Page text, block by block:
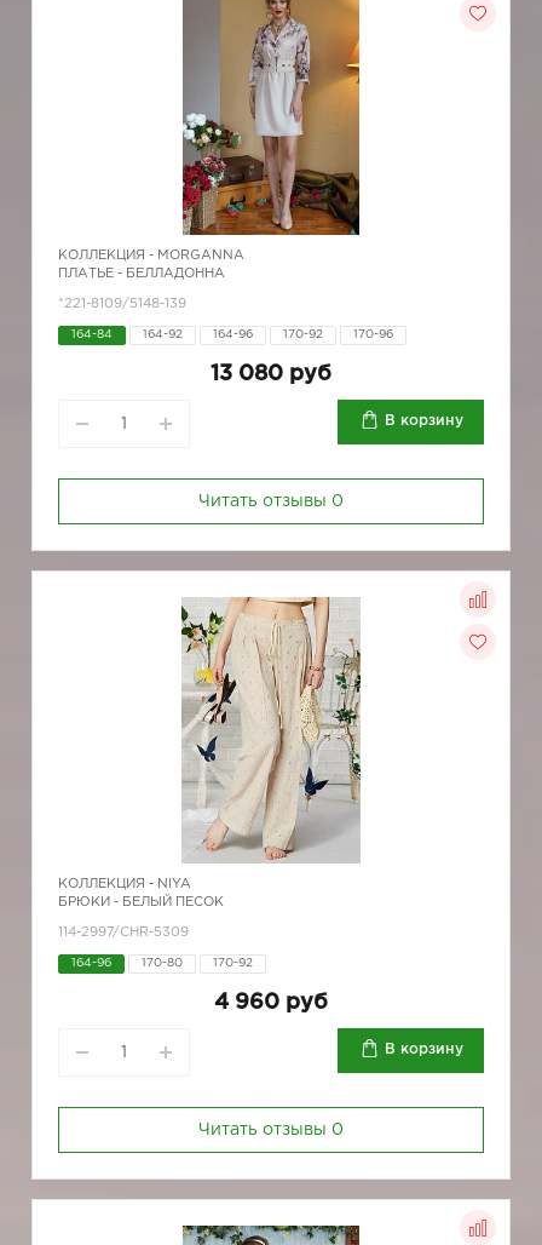
КОЛЛЕКЦИЯ - MORGANNA
ПЛАТЬЕ - БЕЛЛАДОННА
*221-8109/5148-139
164-84 164-92 164-96 170-92 170-96
13 080 руб
В корзину
Читать отзывы 0
КОЛЛЕКЦИЯ - NIYA
БРЮКИ - БЕЛЫЙ ПЕСОК
114-2997/CHR-5309
164-96 170-80 170-92
4 960 руб
В корзину
Читать отзывы 0